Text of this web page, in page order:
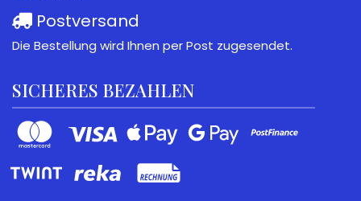
Postversand
Die Bestellung wird Ihnen per Post zugesendet.
SICHERES BEZAHLEN